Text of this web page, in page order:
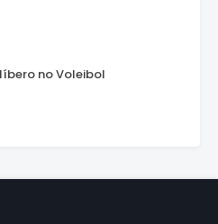
no Voleibol